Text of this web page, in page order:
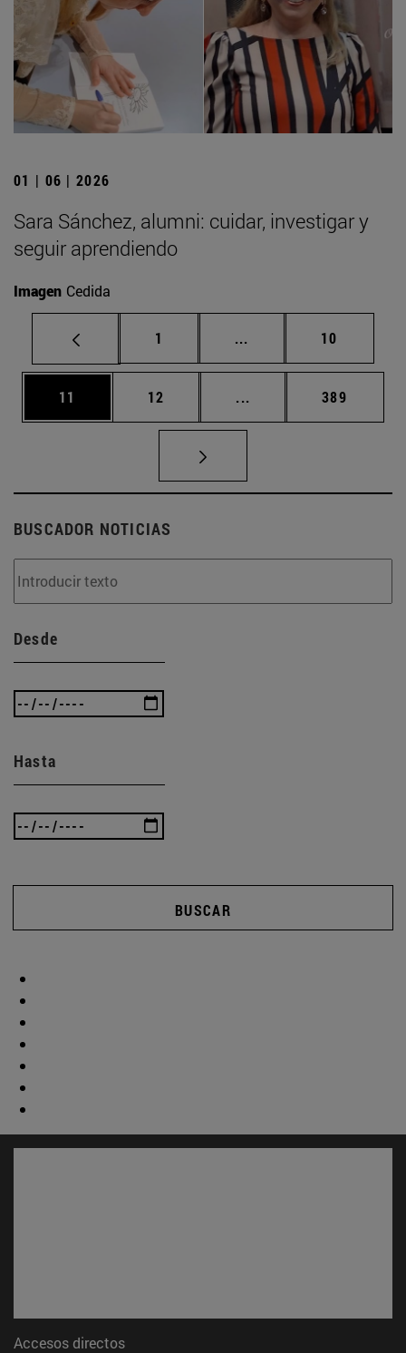
01 | 06 | 2026
Sara Sánchez, alumni: cuidar, investigar y
seguir aprendiendo
Imagen Cedida
Página
1 ... Páginas intermedias
Página
10
Página
11 Página
12 ... Páginas intermedias
Página
389
BUSCADOR NOTICIAS
Desde
Hasta
BUSCAR
Accesos directos